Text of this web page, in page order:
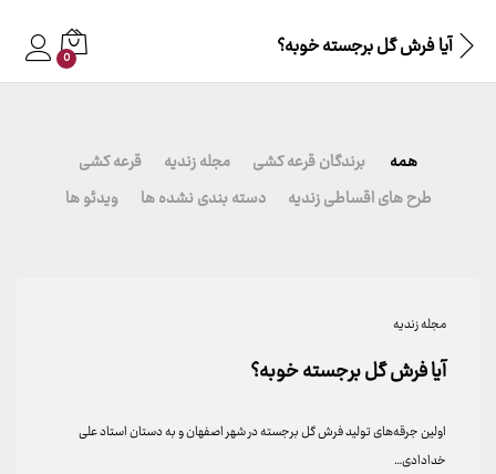
آیا فرش گل برجسته خوبه؟ 0
همه برندگان قرعه کشی مجله زندیه
قرعه کشی
طرح های اقساطی زندیه
دسته بندی نشده ها ویدئو ها
مجله زندیه
آیا فرش گل برجسته خوبه؟
اولین جرقه‌های تولید فرش گل‌ برجسته در شهر اصفهان و به دستان استاد علی
خدادادی…